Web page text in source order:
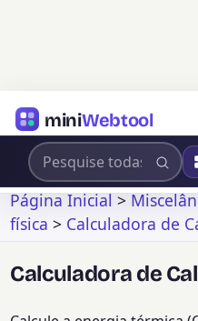
miniWebtool
Página Inicial>
física > Calculadora de
Calculadora de